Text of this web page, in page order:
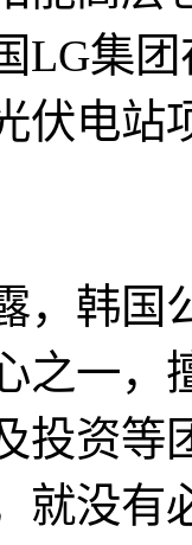
LG集
伏电站
韩国
之一，
投资等
就没有